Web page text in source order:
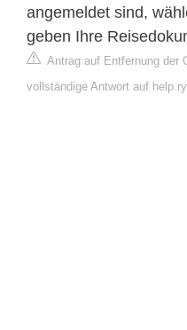
angemeldet sind,
geben Ihre
Antrag auf Entfernung der
vollständige Antwort auf